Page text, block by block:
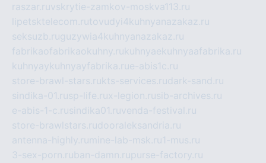
raszar.ruvskrytie-zamkov-moskva113.ru
lipetsktelecom.rutovudyi4kuhnyanazakaz.ru
seksuzb.ruguzywia4kuhnyanazakaz.ru
fabrikaofabrikaokuhny.rukuhnyaekuhnyaafabrika.ru
kuhnyaykuhnyayfabrika.rue-abis1c.ru
store-brawl-stars.rukts-services.rudark-sand.ru
sindika-01.rusp-life.rux-legion.rusib-archives.ru
e-abis-1-c.rusindika01.ruvenda-festival.ru
store-brawlstars.rudooraleksandria.ru
antenna-highly.ru mine-lab-msk.ru1-mus.ru
3-sex-porn.ruban-damn.rupurse-factory.ru